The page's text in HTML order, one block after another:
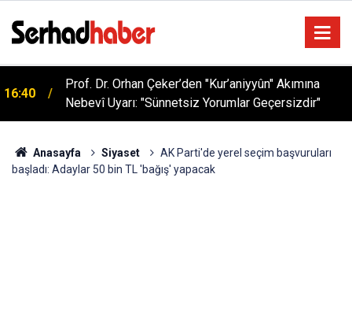
16:40
Prof. Dr. Orhan Çeker’den "Kur’aniyyûn" Akımına
Nebevî Uyarı: "Sünnetsiz Yorumlar Geçersizdir"
Anasayfa Siyaset
AK Parti'de yerel seçim başvuruları
başladı: Adaylar 50 bin TL 'bağış' yapacak